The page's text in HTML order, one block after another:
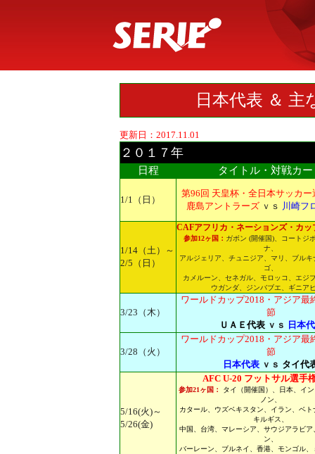
日本代表 ＆
更新日：2017.11.01
２０１７年
日程 タイトル・対戦カー
1/1（日）
第96回 天皇杯・全日本サッカー
鹿島アントラーズ ｖｓ 川崎フ
1/14（土）～
2/5（日）
CAFアフリカ・ネーションズ・カッ
参加12ヶ国： ガボン (開催国)、コートジ
ナ、
アルジェリア、チュニジア、マリ、ブル
ゴ、
カメルーン、セネガル、モロッコ、エジ
ウガンダ、ジンバブエ、ギニア
3/23（木）
ワールドカップ2018・アジア最
節
ＵＡＥ代表 ｖｓ 日本
3/28（火）
ワールドカップ2018・アジア最
節
日本代表 ｖｓ タイ代
5/16(火)～
5/26(金)
AFC U-20 フットサル選手
参加21ヶ国：
タイ（開催国）、日本、イ
ノン、
カタール、ウズベキスタン、イラン、ベ
キルギス、
中国、台湾、マレーシア、サウジアラビア
ン、
バーレーン、ブルネイ、香港、モンゴル